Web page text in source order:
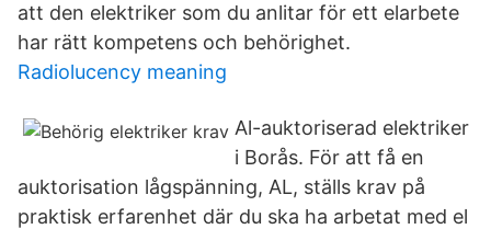
att den elektriker som du anlitar för ett elarbete
har rätt kompetens och behörighet.
Radiolucency meaning
Al-auktoriserad elektriker
i Borås. För att få en
auktorisation lågspänning, AL, ställs krav på
praktisk erfarenhet där du ska ha arbetat med el